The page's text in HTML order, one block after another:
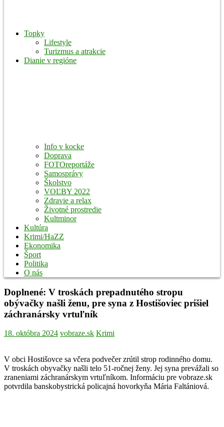
Topky
Lifestyle
Turizmus a atrakcie
Dianie v regióne
Info v kocke
Doprava
FOTOreportáže
Samosprávy
Školstvo
VOĽBY 2022
Zdravie a relax
Životné prostredie
Kultminor
Kultúra
Krimi/HaZZ
Ekonomika
Šport
Politika
O nás
Doplnené: V troskách prepadnutého stropu
obývačky našli ženu, pre syna z Hostišoviec prišiel
záchranársky vrtuľník
18. októbra 2024 vobraze.sk Krimi
V obci Hostišovce sa včera podvečer zrútil strop rodinného domu.
V troskách obyvačky našli telo 51-ročnej ženy. Jej syna prevážali so
zraneniami záchranárskym vrtuľníkom. Informáciu pre vobraze.sk
potvrdila banskobystrická policajná hovorkyňa Mária Faltániová.